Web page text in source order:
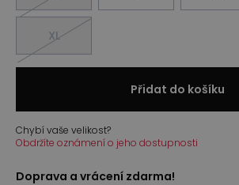
XL
Přidat do košíku
Chybí vaše velikost?
Obdržíte oznámení o jeho dostupnosti
Doprava a vrácení zdarma!